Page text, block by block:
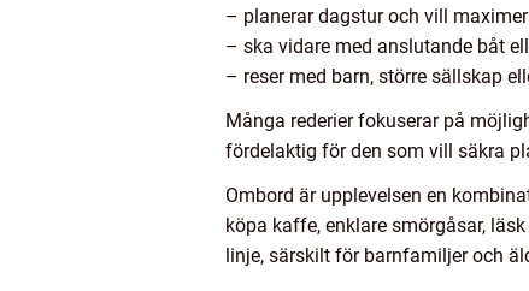
– planerar dagstur och vill
– ska vidare med anslutande båt
– reser med barn, större sällskap
Många rederier fokuserar på
fördelaktig för den som vill säkra
Ombord är upplevelsen en
köpa kaffe, enklare smörgåsar,
linje, särskilt för barnfamiljer och